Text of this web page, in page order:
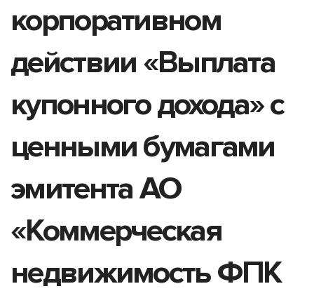
корпоративном
действии «Выплата
купонного дохода» с
ценными бумагами
эмитента АО
«Коммерческая
недвижимость ФПК